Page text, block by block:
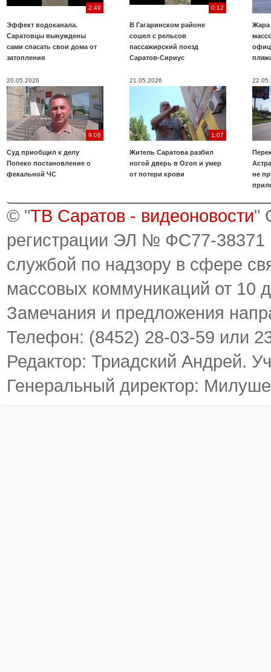
2:49
Эффект водоканала.
Саратовцы вынуждены
сами спасать свои дома от
затопления
0:12
В Гагаринском районе
сошел с рельсов
пассажирский поезд
Саратов-Сириус
Жара
20.05.2026
9:08
Суд приобщил к делу
Попеко постановление о
фекальной ЧС
21.05.2026
1:07
Житель Саратова разбил
ногой дверь в Ozon и умер
от потери крови
не
© "ТВ Саратов - видеоновости"
регистрации ЭЛ № ФС77-38371
службой по надзору в сфере
массовых коммуникаций от 10
Замечания и предложения
Телефон: (8452) 28-03-59 или
Редактор: Триадский Андрей.
Генеральный директор: